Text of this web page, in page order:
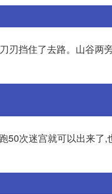
刃挡住了去路。山谷两
次迷宫就可以出来了